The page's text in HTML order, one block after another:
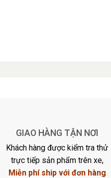
GIAO HÀNG TẬN NƠI
Khách hàng được kiểm tra thử
trực tiếp sản phẩm trên xe,
Miễn phí ship với đơn hàng